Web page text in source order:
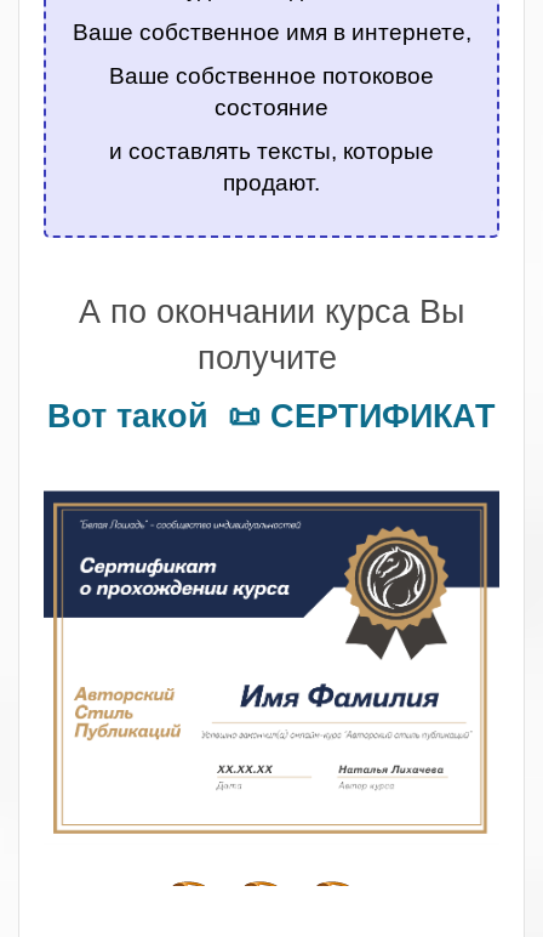
Ваше собственное имя в интернете,
Ваше собственное потоковое
состояние
и составлять тексты, которые
продают.
А по окончании курса Вы
получите
Вот такой 📜 СЕРТИФИКАТ